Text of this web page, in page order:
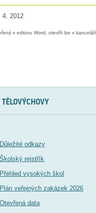
4. 2012
v editoru Word, otevřít lze v
Důležité odkazy
Školský rejstřík
Přehled vysokých škol
Plán veřejných zakázek 2026
Otevřená data